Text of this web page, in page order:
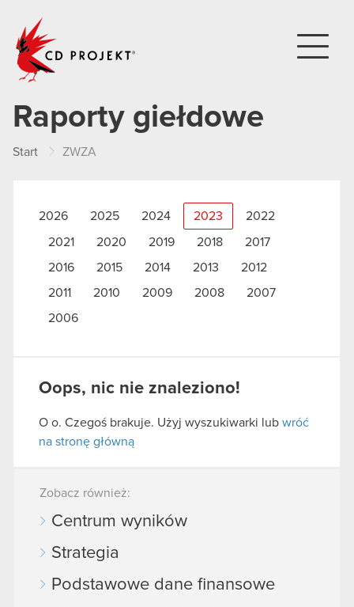
Raporty giełdowe
Start ZWZA
2026 2025 2024 2023 2022
2021 2020 2019 2018
2017
2016
2015 2014 2013
2012
2011
2010 2009 2008
2007
2006
Oops, nic nie znaleziono!
O o. Czegoś brakuje. Użyj wyszukiwarki lub wróć
na stronę główną
Zobacz również:
Centrum wyników
Strategia
Podstawowe dane finansowe